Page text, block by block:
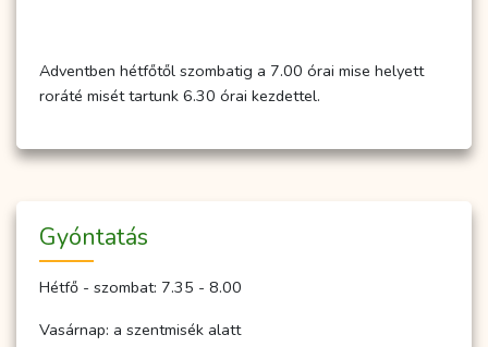
Adventben hétfőtől szombatig a 7.00 órai mise helyett
roráté misét tartunk 6.30 órai kezdettel.
Gyóntatás
Hétfő - szombat: 7.35 - 8.00
Vasárnap: a szentmisék alatt